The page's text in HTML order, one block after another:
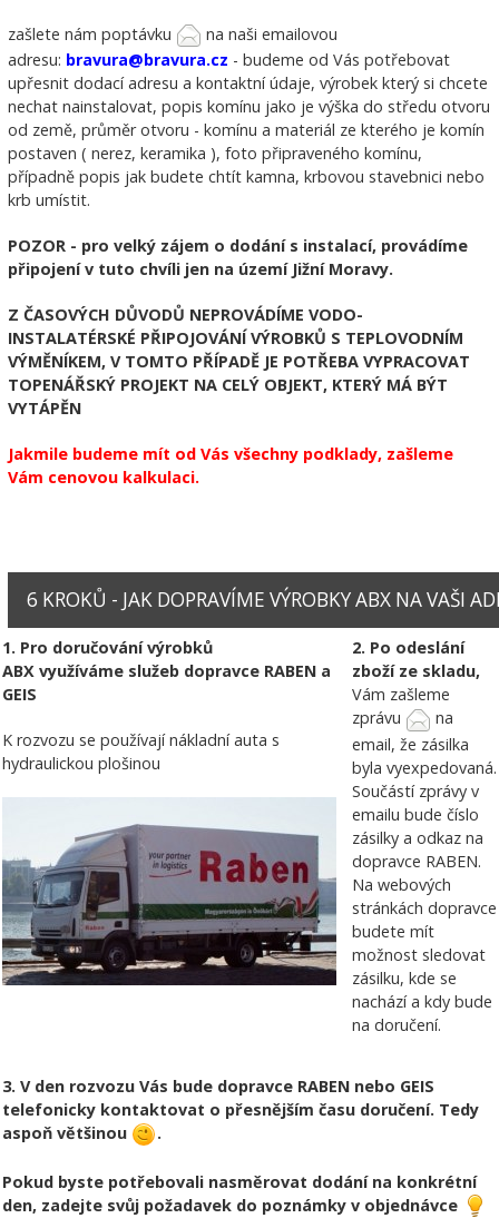
zašlete nám poptávku
na naši emailovou
adresu: bravura@bravura.cz - budeme od Vás potřebovat
upřesnit dodací adresu a kontaktní údaje, výrobek který si chcete
nechat nainstalovat, popis komínu jako je výška do středu otvoru
od země, průměr otvoru - komínu a materiál ze kterého je komín
postaven ( nerez, keramika ), foto připraveného komínu,
případně popis jak budete chtít kamna, krbovou stavebnici nebo
krb umístit.
POZOR - pro velký zájem o dodání s instalací, provádíme
připojení v tuto chvíli jen na území Jižní Moravy.
Z ČASOVÝCH DŮVODŮ NEPROVÁDÍME VODO-
INSTALATÉRSKÉ PŘIPOJOVÁNÍ VÝROBKŮ S TEPLOVODNÍM
VÝMĚNÍKEM, V TOMTO PŘÍPADĚ JE POTŘEBA VYPRACOVAT
TOPENÁŘSKÝ PROJEKT NA CELÝ OBJEKT, KTERÝ MÁ BÝT
VYTÁPĚN
Jakmile budeme mít od Vás všechny podklady, zašleme
Vám cenovou kalkulaci.
6 KROKŮ - JAK DOPRAVÍME VÝROBKY ABX NA VAŠI
1. Pro doručování výrobků
ABX využíváme služeb dopravce RABEN a
GEIS
K rozvozu se používají nákladní auta s
hydraulickou plošinou
2. Po odeslání
zboží ze skladu,
Vám zašleme
zprávu
na
email, že zásilka
byla vyexpedovaná.
Součástí zprávy v
emailu bude číslo
zásilky a odkaz na
dopravce RABEN.
Na webových
stránkách dopravce
budete mít
možnost sledovat
zásilku, kde se
nachází a kdy bude
na doručení.
3. V den rozvozu Vás bude dopravce RABEN nebo GEIS
telefonicky kontaktovat o přesnějším času doručení. Tedy
aspoň většinou
.
Pokud byste potřebovali nasměrovat dodání na konkrétní
den, zadejte svůj požadavek do poznámky v objednávce